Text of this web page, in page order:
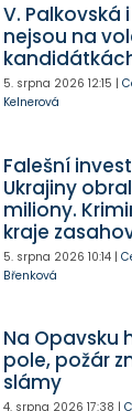
V. Palkovská
nejsou na
5. srpna 2026 12:15 |
Kelnerová
Falešní
Ukrajiny
miliony.
kraje
5. srpna 2026 10:14|
Břenková
Na Opavsku
pole, požár
slámy
4. srpna 2026 17:38 |